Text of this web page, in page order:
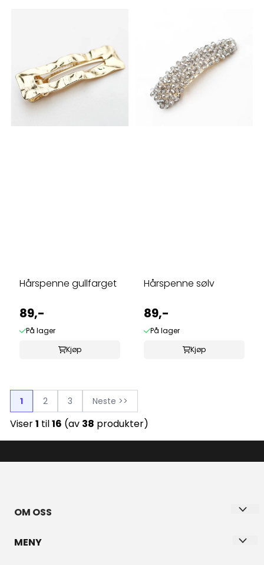
Hårspenne gullfarget
89,-
På lager
Kjøp
Hårspenne sølv
89,-
På lager
Kjøp
1 2 3 Neste >>
Viser1 til16 (av 38 produkter)
OM OSS
MENY